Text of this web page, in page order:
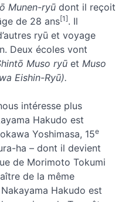
Munen-ryū dont il reçoit
de 28 ans[1]. Il
ryū et voyage
Deux écoles vont
Muso ryū et Muso
Eishin-Ryū).
intéresse plus
Hakudo est
Yoshimasa, 15e
ha – dont il devient
de Morimoto Tokumi
de la même
Hakudo est